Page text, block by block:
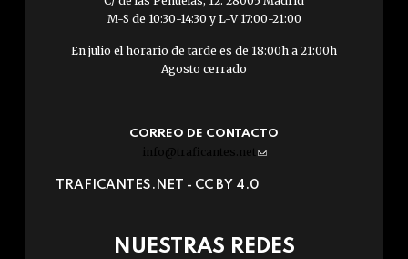
M-S de 10:30-14:30 y L-V 17:00-21:00
En julio el horario de tarde es de 18:00h a 21:00h
Agosto cerrado
CORREO DE CONTACTO
info@traficantes.net (link
e-
TRAFICANTES.NET - CC BY 4.0
NUESTRAS REDES